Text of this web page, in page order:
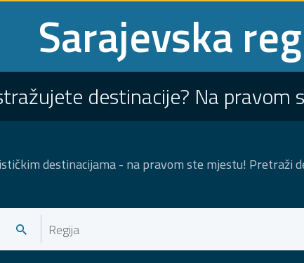
Sarajevska
destinacije? Na pravom
destinacijama - na pravom ste mjestu! Pretraži